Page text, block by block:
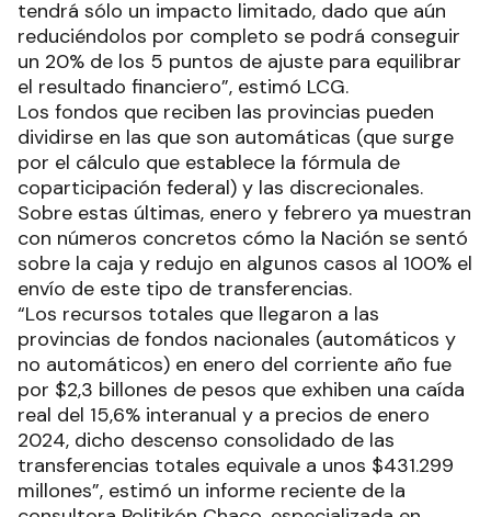
tendrá sólo un impacto limitado, dado que aún
reduciéndolos por completo se podrá conseguir
un 20% de los 5 puntos de ajuste para equilibrar
el resultado financiero”, estimó LCG.
Los fondos que reciben las provincias pueden
dividirse en las que son automáticas (que surge
por el cálculo que establece la fórmula de
coparticipación federal) y las discrecionales.
Sobre estas últimas, enero y febrero ya muestran
con números concretos cómo la Nación se sentó
sobre la caja y redujo en algunos casos al 100% el
envío de este tipo de transferencias.
“Los recursos totales que llegaron a las
provincias de fondos nacionales (automáticos y
no automáticos) en enero del corriente año fue
por $2,3 billones de pesos que exhiben una caída
real del 15,6% interanual y a precios de enero
2024, dicho descenso consolidado de las
transferencias totales equivale a unos $431.299
millones”, estimó un informe reciente de la